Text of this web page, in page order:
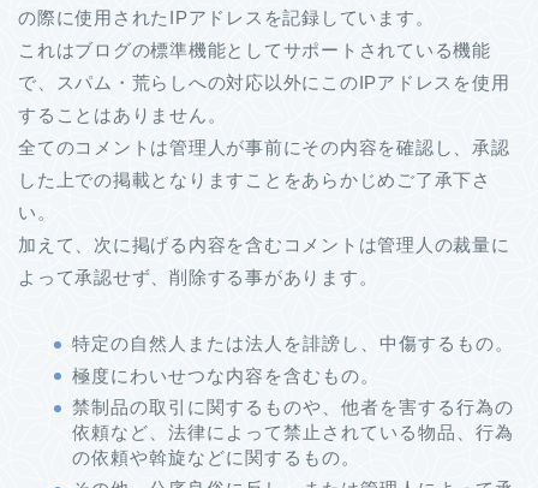
の際に使用されたIPアドレスを記録しています。
これはブログの標準機能としてサポートされている機能
で、スパム・荒らしへの対応以外にこのIPアドレスを使用
することはありません。
全てのコメントは管理人が事前にその内容を確認し、承認
した上での掲載となりますことをあらかじめご了承下さ
い。
加えて、次に掲げる内容を含むコメントは管理人の裁量に
よって承認せず、削除する事があります。
特定の自然人または法人を誹謗し、中傷するもの。
極度にわいせつな内容を含むもの。
禁制品の取引に関するものや、他者を害する行為の
依頼など、法律によって禁止されている物品、行為
の依頼や斡旋などに関するもの。